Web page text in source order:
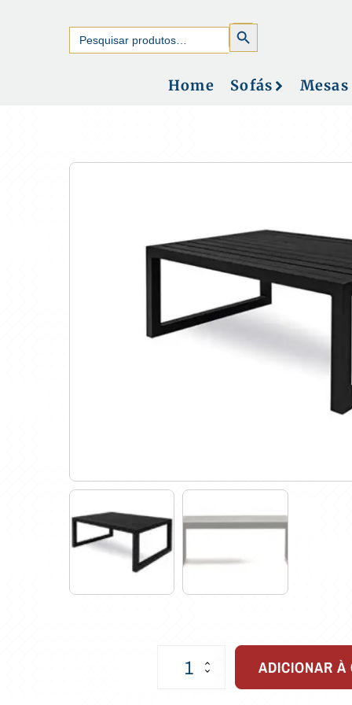
Search
for:
SEARCH
BUTTON
Home Sofás Mesas
ADICIONAR À